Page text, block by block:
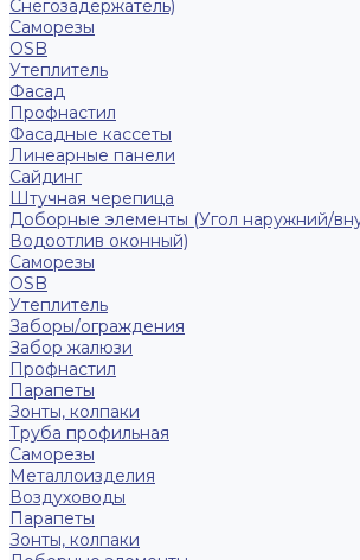
Снегозадержатель)
Саморезы
ОSB
Утеплитель
Фасад
Профнастил
Фасадные кассеты
Линеарные панели
Сайдинг
Штучная черепица
Доборные элементы (Угол наружний/
Водоотлив оконный)
Саморезы
OSB
Утеплитель
Заборы/ограждения
Забор жалюзи
Профнастил
Парапеты
Зонты, колпаки
Труба профильная
Саморезы
Металлоизделия
Воздуховоды
Парапеты
Зонты, колпаки